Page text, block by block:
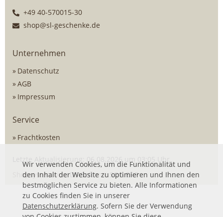
+49 40-570015-30
shop@sl-geschenke.de
Unternehmen
Datenschutz
AGB
Impressum
Service
Frachtkosten
Letzte Aktualisierung: 06.08.2026 um 03:05 Uhr
Shopsystem vonDSISoftmit SOG ERP
Wir verwenden Cookies, um die Funktionalität und
den Inhalt der Website zu optimieren und Ihnen den
bestmöglichen Service zu bieten. Alle Informationen
zu Cookies finden Sie in unserer
Datenschutzerklärung. Sofern Sie der Verwendung